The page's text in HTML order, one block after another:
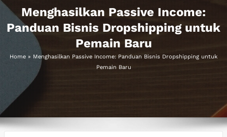
Menghasilkan Passive Income:
Panduan Bisnis Dropshipping untuk
Pemain Baru
Home » Menghasilkan Passive Income: Panduan Bisnis Dropshipping untuk
Pemain Baru